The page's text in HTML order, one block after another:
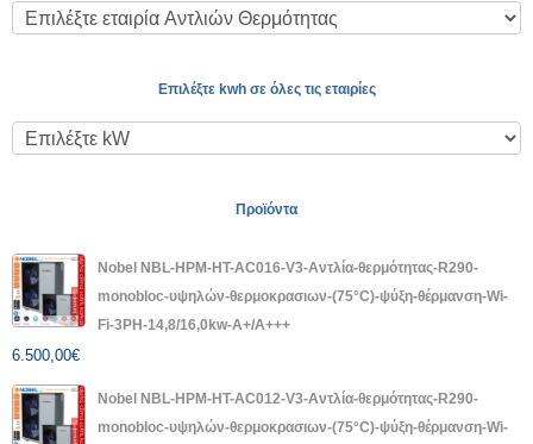
Επιλέξτε kwh σε όλες τις εταιρίες
Προϊόντα
Nobel NBL-HPM-HT-AC016-V3-Αντλία-θερμότητας-R290-
monobloc-υψηλών-θερμοκρασιων-(75°C)-ψύξη-θέρμανση-Wi-
Fi-3PH-14,8/16,0kw-A+/A+++
6.500,00€
Nobel NBL-HPM-HT-AC012-V3-Αντλία-θερμότητας-R290-
monobloc-υψηλών-θερμοκρασιων-(75°C)-ψύξη-θέρμανση-Wi-